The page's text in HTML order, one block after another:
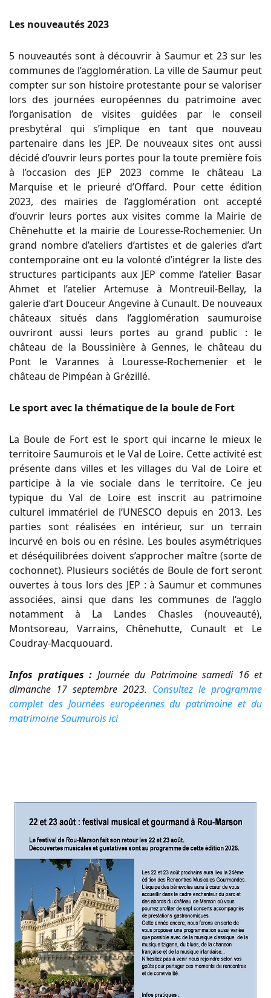
Les nouveautés 2023
5 nouveautés sont à découvrir à Saumur et 23 sur les
communes de l’agglomération. La ville de Saumur peut
compter sur son histoire protestante pour se valoriser
lors des journées européennes du patrimoine avec
l’organisation de visites guidées par le conseil
presbytéral qui s’implique en tant que nouveau
partenaire dans les JEP. De nouveaux sites ont aussi
décidé d’ouvrir leurs portes pour la toute première fois
à l’occasion des JEP 2023 comme le château La
Marquise et le prieuré d’Offard. Pour cette édition
2023, des mairies de l’agglomération ont accepté
d’ouvrir leurs portes aux visites comme la Mairie de
Chênehutte et la mairie de Louresse-Rochemenier. Un
grand nombre d’ateliers d’artistes et de galeries d’art
contemporaine ont eu la volonté d’intégrer la liste des
structures participants aux JEP comme l’atelier Basar
Ahmet et l’atelier Artemuse à Montreuil-Bellay, la
galerie d’art Douceur Angevine à Cunault. De nouveaux
châteaux situés dans l’agglomération saumuroise
ouvriront aussi leurs portes au grand public : le
château de la Boussinière à Gennes, le château du
Pont le Varannes à Louresse-Rochemenier et le
château de Pimpéan à Grézillé.
Le sport avec la thématique de la boule de Fort
La Boule de Fort est le sport qui incarne le mieux le
territoire Saumurois et le Val de Loire. Cette activité est
présente dans villes et les villages du Val de Loire et
participe à la vie sociale dans le territoire. Ce jeu
typique du Val de Loire est inscrit au patrimoine
culturel immatériel de l’UNESCO depuis en 2013. Les
parties sont réalisées en intérieur, sur un terrain
incurvé en bois ou en résine. Les boules asymétriques
et déséquilibrées doivent s’approcher maître (sorte de
cochonnet). Plusieurs sociétés de Boule de fort seront
ouvertes à tous lors des JEP : à Saumur et communes
associées, ainsi que dans les communes de l’agglo
notamment à La Landes Chasles (nouveauté),
Montsoreau, Varrains, Chênehutte, Cunault et Le
Coudray-Macquouard.
Infos pratiques : Journée du Patrimoine samedi 16 et
dimanche 17 septembre 2023. Consultez le programme
complet des Journées européennes du patrimoine et du
matrimoine Saumurois ici